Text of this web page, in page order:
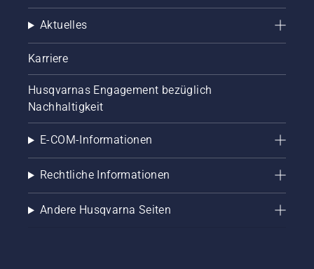
Aktuelles
Karriere
Husqvarnas Engagement bezüglich
Nachhaltigkeit
E-COM-Informationen
Rechtliche Informationen
Andere Husqvarna Seiten